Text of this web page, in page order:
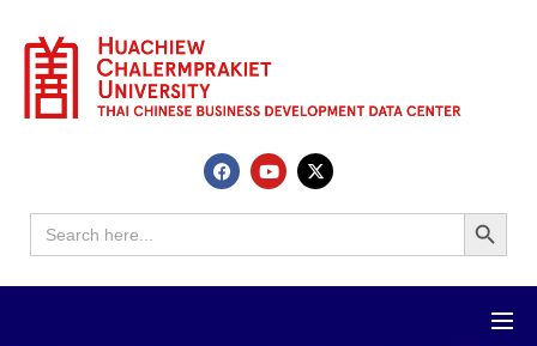
Search
for:
Search Button